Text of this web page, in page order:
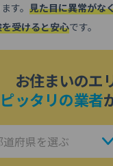
す。 見た目に異常がな
受けると安心です。
お住まいのエ
ピッタリの業者